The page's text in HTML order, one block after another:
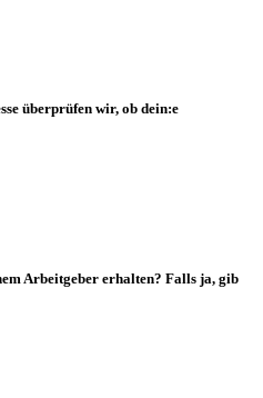
überprüfen wir, ob dein:e
Arbeitgeber erhalten? Falls ja, gib